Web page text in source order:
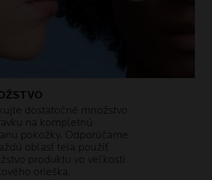
dostatočné množstvo
na kompletnú
pokožky. Odporúčame
oblasť tela použiť
produktu vo veľkosti
orieška.